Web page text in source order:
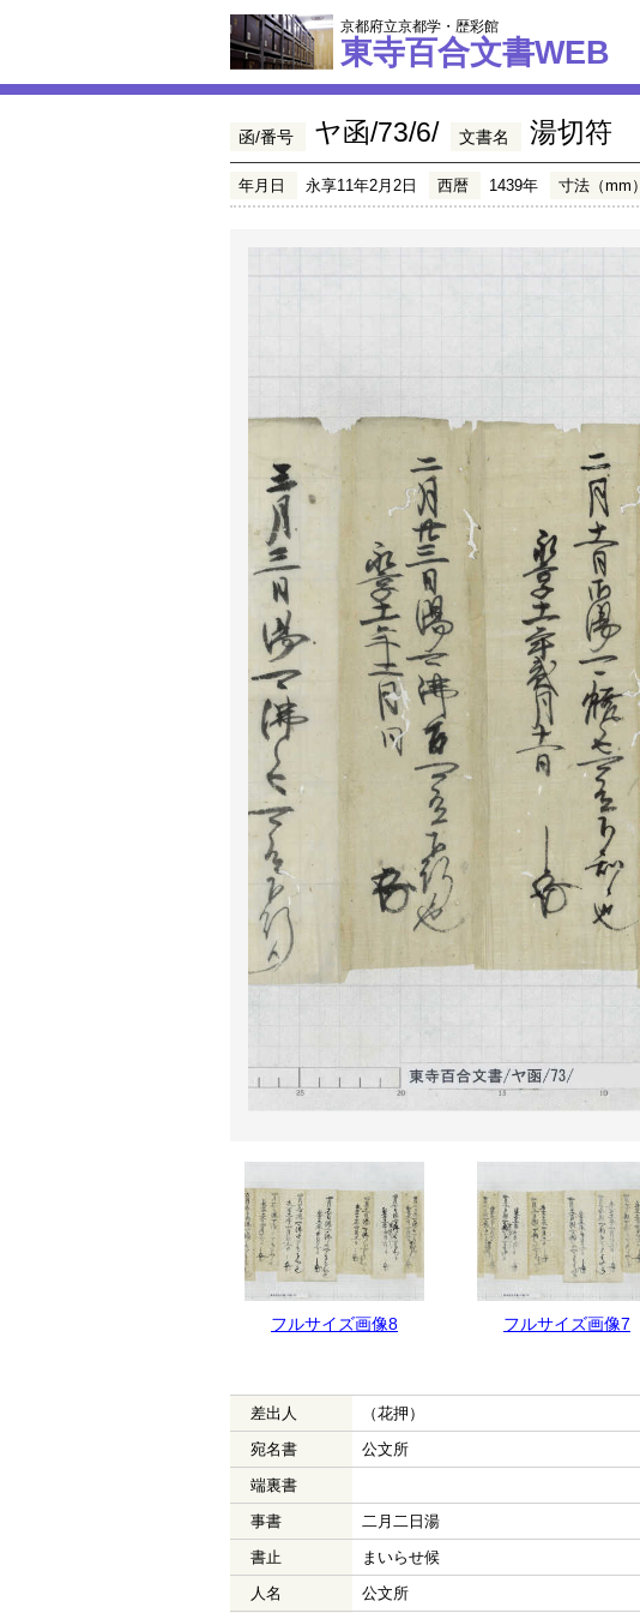
京都府立京都学・歴彩館
東寺百合文書WEB
函/番号 ヤ函/73/6/ 文書名 湯切符
年月日 永享11年2月2日 西暦 1439年 寸法（mm）
フルサイズ画像8 フルサイズ画像7
差出人
（花押）
宛名書
公文所
端裏書
事書
二月二日湯
書止
まいらせ候
人名
公文所